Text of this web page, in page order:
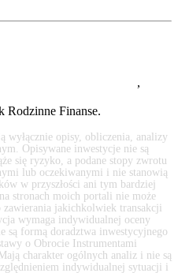
,
Rodzinne Finanse.
wyłącznie opisy, obliczenia, analizy
Opisywane inwestycje nie są
się ryzyko, a podane stopy zwrotu
lub oczekiwanymi i nie stanowią
w przyszłości ani tym bardziej
stronach moich portali nie może
jakichkolwiek transakcji
wymaga indywidualnej oceny
są formą doradztwa inwestycyjnego
o Obrocie Instrumentami
charakter ogólnych analiz i nie są
indywidualnej sytuacji i